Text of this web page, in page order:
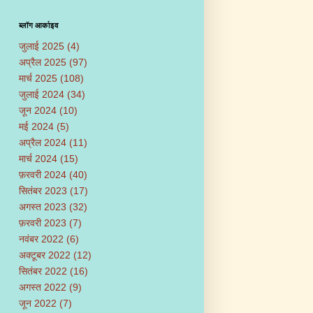
ब्लॉग आर्काइव
जुलाई 2025 (4)
अप्रैल 2025 (97)
मार्च 2025 (108)
जुलाई 2024 (34)
जून 2024 (10)
मई 2024 (5)
अप्रैल 2024 (11)
मार्च 2024 (15)
फ़रवरी 2024 (40)
सितंबर 2023 (17)
अगस्त 2023 (32)
फ़रवरी 2023 (7)
नवंबर 2022 (6)
अक्टूबर 2022 (12)
सितंबर 2022 (16)
अगस्त 2022 (9)
जून 2022 (7)